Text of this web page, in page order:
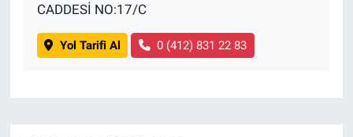
CADDESİ NO:17/C
Yol Tarifi Al 0 (412) 831 22 83